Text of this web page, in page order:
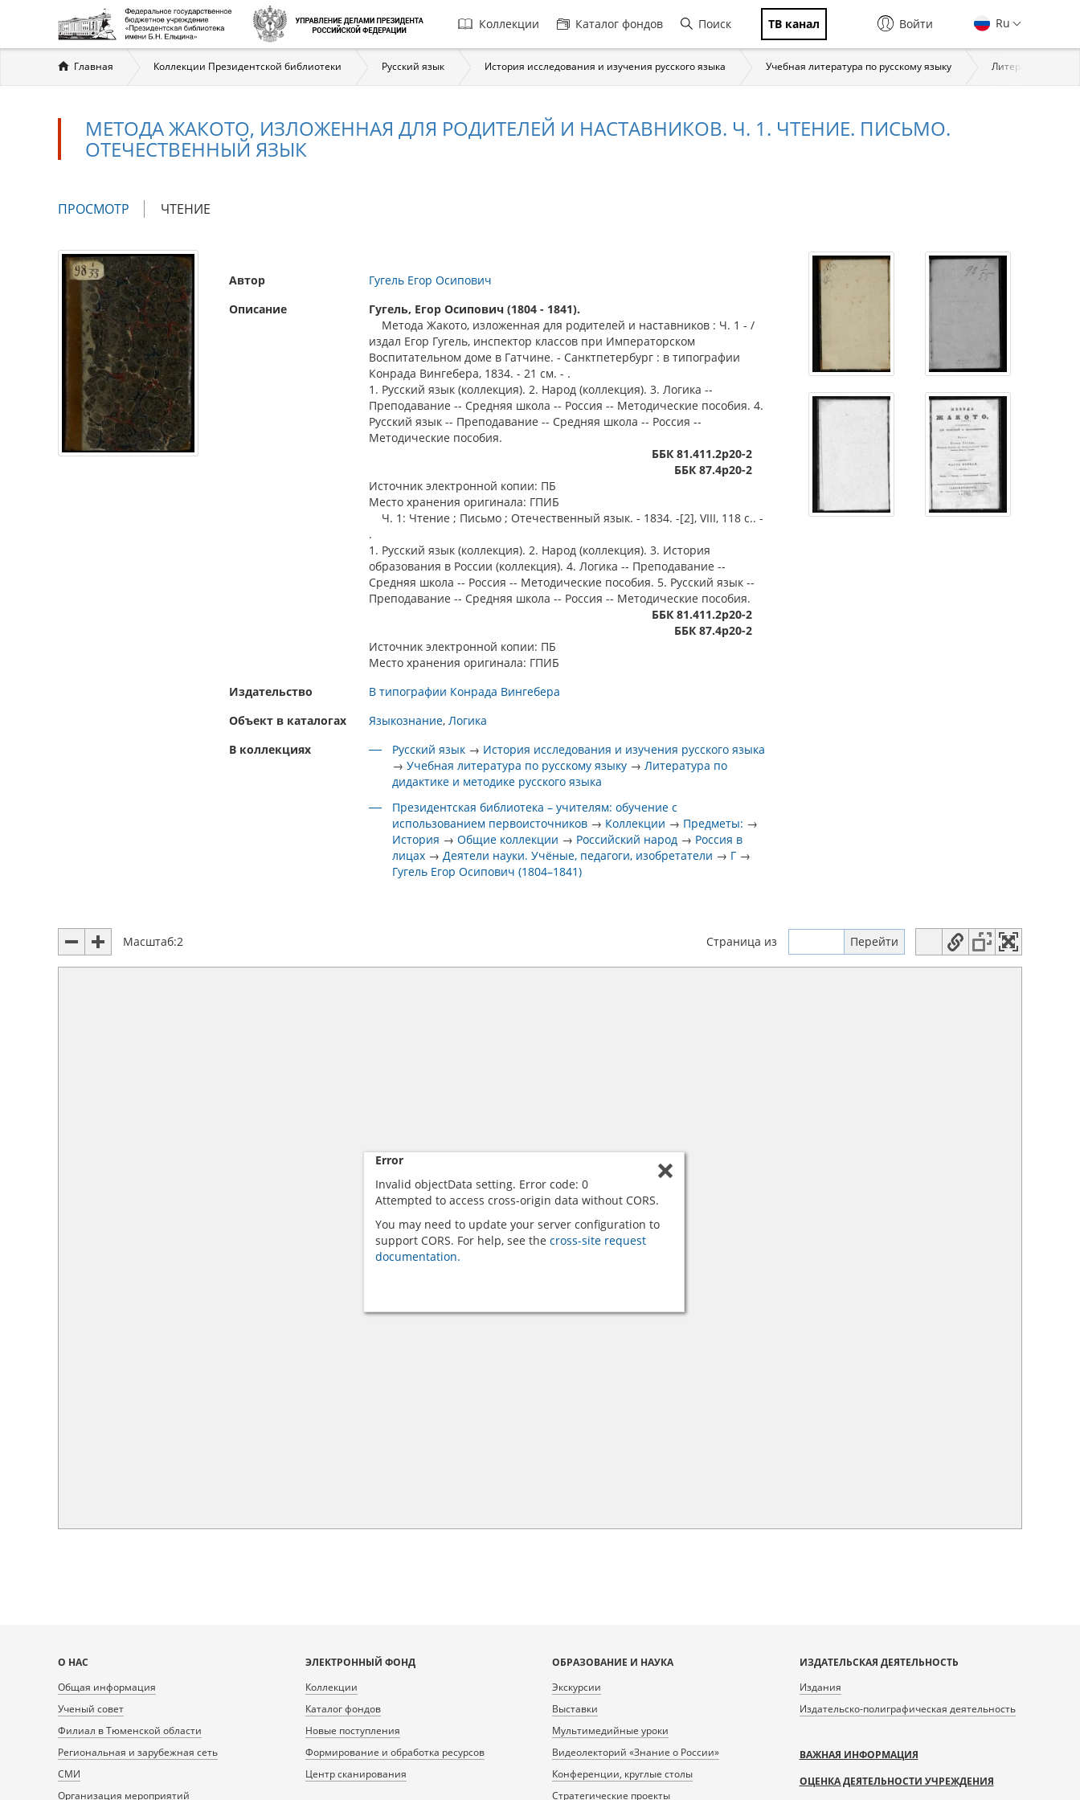
Главная
навигация
Коллекции Каталог фондов Поиск ТВ канал Ru
Войти
Вы
здесь
Главная Коллекции Президентской библиотеки Русский язык История исследования и изучения русского языка Учебная литература по русскому языку Литература по
МЕТОДА ЖАКОТО, ИЗЛОЖЕННАЯ ДЛЯ РОДИТЕЛЕЙ И НАСТАВНИКОВ. Ч. 1. ЧТЕНИЕ. ПИСЬМО.
ОТЕЧЕСТВЕННЫЙ ЯЗЫК
Главные
ПРОСМОТР (АКТИВНАЯ
ЧТЕНИЕ
Автор
Гугель Егор Осипович
Описание
Гугель, Егор Осипович (1804 - 1841).
Метода Жакото, изложенная для родителей и наставников : Ч. 1 - /
издал Егор Гугель, инспектор классов при Императорском
Воспитательном доме в Гатчине. - Санктпетербург : в типографии
Конрада Вингебера, 1834. - 21 см. - .
1. Русский язык (коллекция). 2. Народ (коллекция). 3. Логика --
Преподавание -- Средняя школа -- Россия -- Методические пособия. 4.
Русский язык -- Преподавание -- Средняя школа -- Россия --
Методические пособия.
ББК 81.411.2р20-2
ББК 87.4р20-2
Источник электронной копии: ПБ
Место хранения оригинала: ГПИБ
Ч. 1: Чтение ; Письмо ; Отечественный язык. - 1834. -[2], VIII, 118 с.. -
.
1. Русский язык (коллекция). 2. Народ (коллекция). 3. История
образования в России (коллекция). 4. Логика -- Преподавание --
Средняя школа -- Россия -- Методические пособия. 5. Русский язык --
Преподавание -- Средняя школа -- Россия -- Методические пособия.
ББК 81.411.2р20-2
ББК 87.4р20-2
Источник электронной копии: ПБ
Место хранения оригинала: ГПИБ
Издательство
В типографии Конрада Вингебера
Объект в каталогах
Языкознание Логика
В коллекциях
Русский язык → История исследования и изучения русского языка
→Учебная литература по русскому языку →Литература по
дидактике и методике русского языка
Президентская библиотека – учителям: обучение с
использованием первоисточников → Коллекции → Предметы: →
История →Общие коллекции → Российский народ → Россия в
лицах →Деятели науки. Учёные, педагоги, изобретатели → Г →
Гугель Егор Осипович (1804–1841)
Масштаб:2 Страница из
Error
Invalid objectData setting. Error code: 0
Attempted to access cross-origin data without CORS.
You may need to update your server configuration to
support CORS. For help, see the cross-site request
documentation.
Карта
сайта
О НАС
Общая информация
Ученый совет
Филиал в Тюменской области
Региональная и зарубежная сеть
СМИ
Организация мероприятий
ЭЛЕКТРОННЫЙ ФОНД
Коллекции
Каталог фондов
Новые поступления
Формирование и обработка ресурсов
Центр сканирования
ОБРАЗОВАНИЕ И НАУКА
Экскурсии
Выставки
Мультимедийные уроки
Видеолекторий «Знание о России»
Конференции, круглые столы
Стратегические проекты
ИЗДАТЕЛЬСКАЯ ДЕЯТЕЛЬНОСТЬ
Издания
Издательско-полиграфическая деятельность
ВАЖНАЯ ИНФОРМАЦИЯ
ОЦЕНКА ДЕЯТЕЛЬНОСТИ УЧРЕЖДЕНИЯ